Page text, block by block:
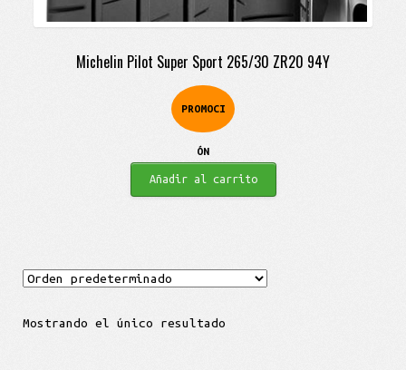
Michelin Pilot Super Sport 265/30 ZR20 94Y
PROMOCI
ÓN
Añadir al carrito
Mostrando el único resultado